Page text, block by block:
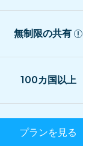
無制限の共有
100カ国以上
プランを見る